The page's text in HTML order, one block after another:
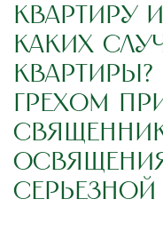
КВАРТИРУ
КАКИХ
КВАРТИРЫ?
ГРЕХОМ